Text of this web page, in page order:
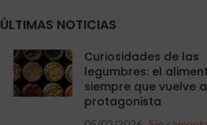
ÚLTIMAS NOTICIAS
Curiosidades de las
legumbres: el
siempre que vuelve
protagonista